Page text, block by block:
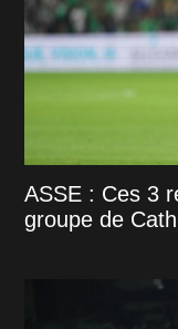
ASSE : Ces 3
groupe de